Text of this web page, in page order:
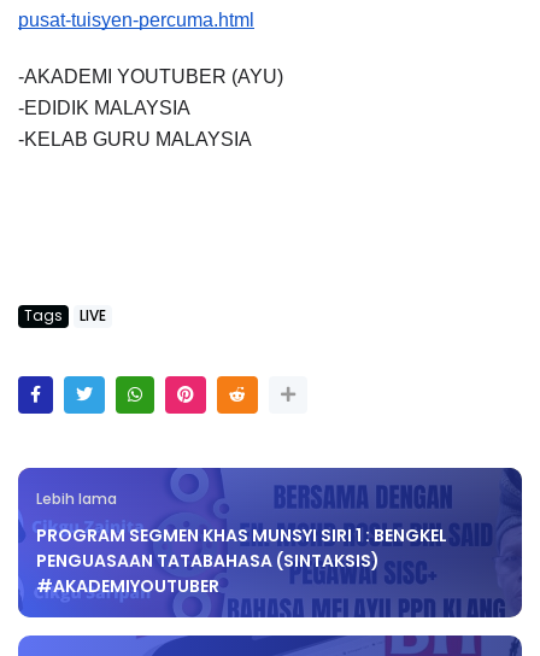
pusat-tuisyen-percuma.html
-AKADEMI YOUTUBER (AYU)
-EDIDIK MALAYSIA
-KELAB GURU MALAYSIA
Tags LIVE
Lebih lama
PROGRAM SEGMEN KHAS MUNSYI SIRI 1 : BENGKEL
PENGUASAAN TATABAHASA (SINTAKSIS)
#AKADEMIYOUTUBER